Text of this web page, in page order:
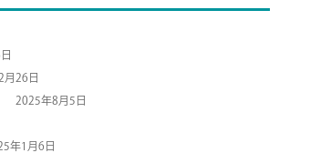
月26日
2025年8月5日
年1月6日